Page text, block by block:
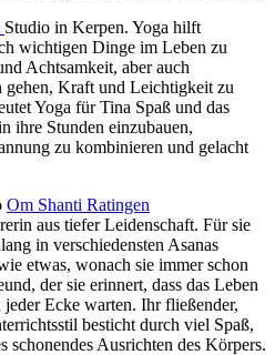
Studio in Kerpen. Yoga hilft
wichtigen Dinge im Leben zu
Achtsamkeit, aber auch
gehen, Kraft und Leichtigkeit zu
Yoga für Tina Spaß und das
ihre Stunden einzubauen,
zu kombinieren und gelacht
Om Shanti Ratingen
aus tiefer Leidenschaft. Für sie
in verschiedensten Asanas
etwas, wonach sie immer schon
der sie erinnert, dass das Leben
Ecke warten. Ihr fließender,
besticht durch viel Spaß,
schonendes Ausrichten des Körpers.